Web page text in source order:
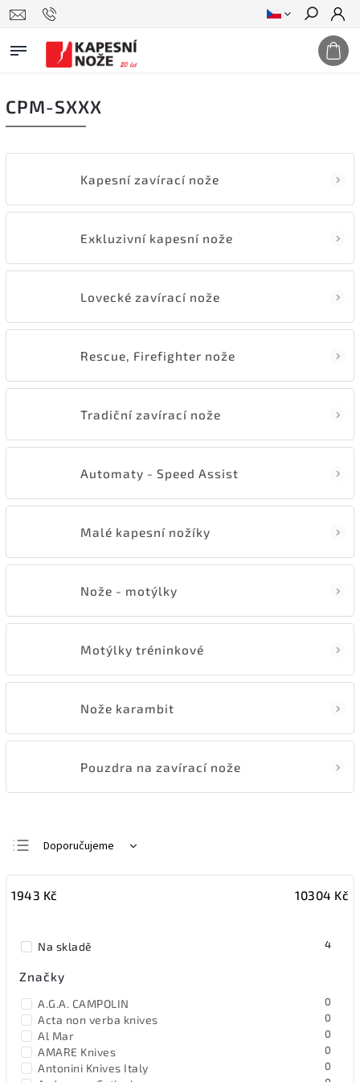
Hledat
CPM-SXXX
Kapesní zavírací nože
Exkluzivní kapesní nože
Lovecké zavírací nože
Rescue, Firefighter nože
Tradiční zavírací nože
Automaty - Speed Assist
Malé kapesní nožíky
Nože - motýlky
Motýlky tréninkové
Nože karambit
Pouzdra na zavírací nože
Doporučujeme
Nejdražší
Abecedně
1943 Kč 10304 Kč
Na skladě 4
Značky
A.G.A. CAMPOLIN 0
Acta non verba knives 0
Al Mar 0
AMARE Knives 0
Antonini Knives Italy 0